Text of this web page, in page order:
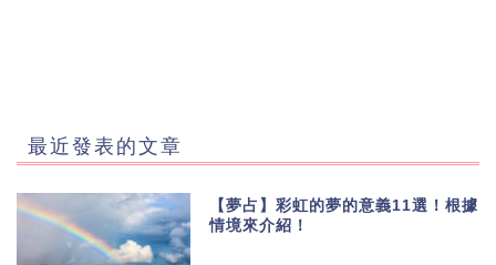
最近發表的文章
【夢占】彩虹的夢的意義11選！根據
情境來介紹！